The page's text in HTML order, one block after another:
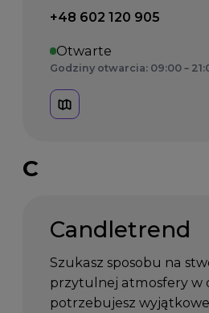
Telefon kontaktowy:
+48 602 120 905
Otwarte
Godziny otwarcia: 09:00 –
C
Candletrend
Szukasz sposobu na
przytulnej atmosfery w
potrzebujesz